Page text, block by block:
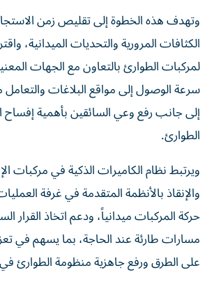
وتهدف هذه الخطوة إلى تقليص زمن
الكثافات المرورية والتحديات الميدانية،
لمركبات الطوارئ بالتعاون مع الجهات
سرعة الوصول إلى مواقع البلاغات والتعامل
إلى جانب رفع وعي السائقين بأهمية إفساح
الطوارئ.
ويرتبط نظام الكاميرات الذكية في مركبات
والإنقاذ بالأنظمة المتقدمة في غرفة
حركة المركبات ميدانياً، ودعم اتخاذ القرار
مسارات طارئة عند الحاجة، بما يسهم في
على الطرق ورفع جاهزية منظومة الطوارئ